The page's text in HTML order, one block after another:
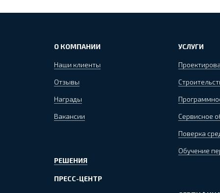
О КОМПАНИИ
Наши клиенты
Отзывы
Награды
Вакансии
РЕШЕНИЯ
ПРЕСС-ЦЕНТР
УСЛУГИ
Сервисное
Поверка
Обучение